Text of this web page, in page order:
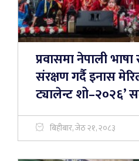
प्रवासमा नेपाली
संरक्षण गर्दै इनास
ट्यालेन्ट शो–२०२६’
बिहीबार, जेठ २१, २०८३